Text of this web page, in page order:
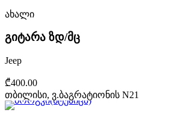
ახალი
გიტარა ზდ/მც
Jeep
₾400.00
თბილისი, ვ.ბაგრატიონის N21